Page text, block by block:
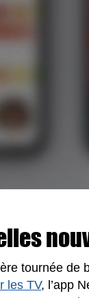
tournée de
les TV, l’app